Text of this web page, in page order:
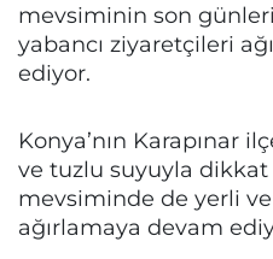
mevsiminin son
yabancı ziyaretçileri
ediyor.
Konya’nın Karapınar
ve tuzlu suyuyla dikkat
mevsiminde de yerli
ağırlamaya devam